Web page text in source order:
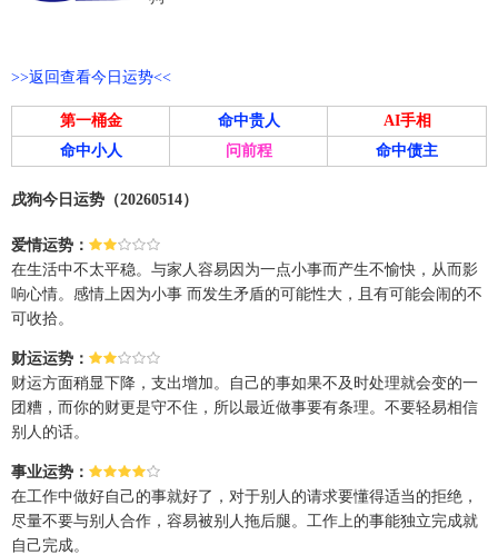
>>返回查看今日运势<<
第一桶金 命中贵人
AI手相
命中小人
问前程 命中债主
戌狗今日运势（20260514）
爱情运势：
在生活中不太平稳。与家人容易因为一点小事而产生不愉快，从而影
响心情。感情上因为小事 而发生矛盾的可能性大，且有可能会闹的不
可收拾。
财运运势：
财运方面稍显下降，支出增加。自己的事如果不及时处理就会变的一
团糟，而你的财更是守不住，所以最近做事要有条理。不要轻易相信
别人的话。
事业运势：
在工作中做好自己的事就好了，对于别人的请求要懂得适当的拒绝，
尽量不要与别人合作，容易被别人拖后腿。工作上的事能独立完成就
自己完成。